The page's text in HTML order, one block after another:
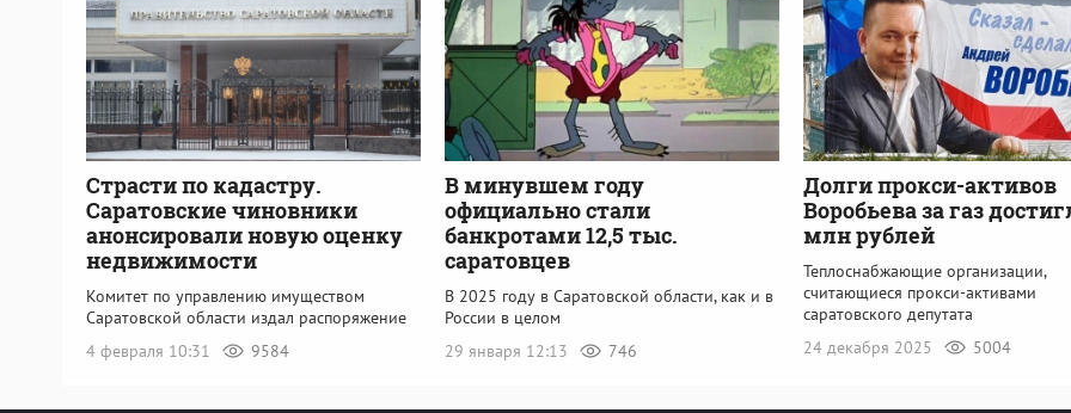
Страсти по кадастру.
Саратовские чиновники
анонсировали новую оценку
недвижимости
Комитет по управлению имуществом
Саратовской области издал распоряжение
4 февраля 10:31
9584
В минувшем году
официально стали
банкротами 12,5 тыс.
саратовцев
В 2025 году в Саратовской области, как и в
России в целом
29 января 12:13
746
Долги прокси-активов
Воробьева за газ
млн рублей
Теплоснабжающие организации,
считающиеся прокси-активами
саратовского депутата
24 декабря 2025
5004